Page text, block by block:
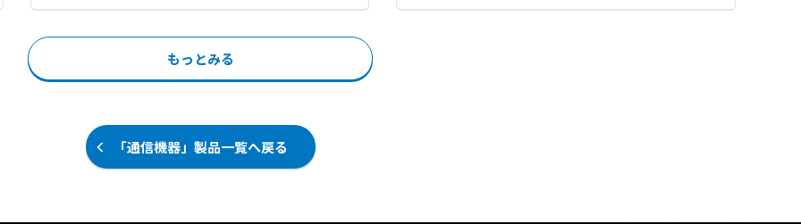
管などのエア漏れ（エアリーク）検
漏れや真空漏れの迅速な特定 ●部分
放電の検出および放電タイプの識別
によるダウンタイム防止
設アナログメータへの角度センサ後
ッチロック機構 ●プラグ側とソケッ
ト側の双方で電源の入力と出力を同
例】 ●PDUやUPSなどの電源出力機
器とサーバー間の誤脱防止対策 ●振
動や接触による意図しないケーブル
システムです。 三菱電機製シーケン
予兆＆QA」を実現します。 【機械
故障の予兆事例】 ●ギアの健全性評
ャフト/フレーム等亀裂確認 ●圧力
容器亀裂確認 ●リニアガイドの状態
数値化 【QA事例】 ●ドリル加工良
ユニット）・アナログ信号変換器を
もっとみる
「通信機器」製品一覧へ戻る